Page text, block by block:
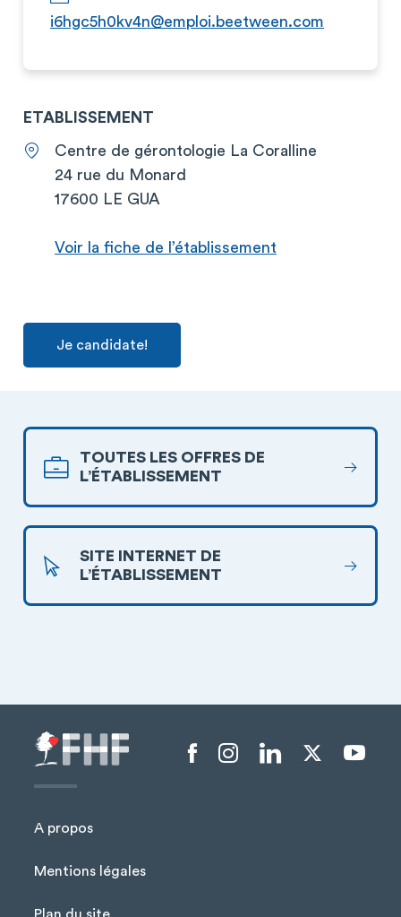
i6hgc5h0kv4n@emploi.beetween.com
ETABLISSEMENT
Centre de gérontologie La Coralline
24 rue du Monard
17600 LE GUA
Voir la fiche de l’établissement
Je candidate!
TOUTES LES OFFRES DE
L’ÉTABLISSEMENT
SITE INTERNET DE
L’ÉTABLISSEMENT
A propos
Mentions légales
Plan du site
Menu liens sociaux